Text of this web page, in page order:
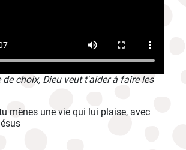
choix, Dieu veut t'aider à faire les
mènes une vie qui lui plaise, avec